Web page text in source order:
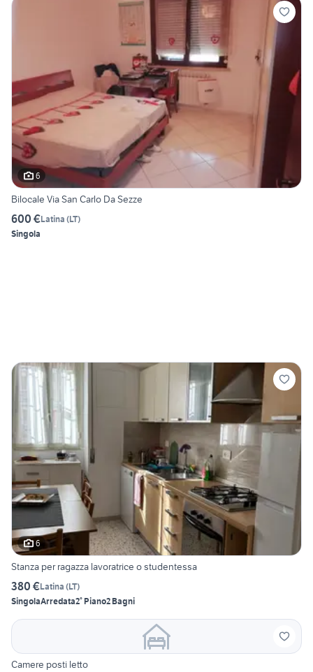
6
Bilocale Via San Carlo Da Sezze
600 €Latina (LT)
Singola
6
Stanza per ragazza lavoratrice o studentessa
380 €Latina (LT)
SingolaArredata2° Piano2 Bagni
Camere posti letto